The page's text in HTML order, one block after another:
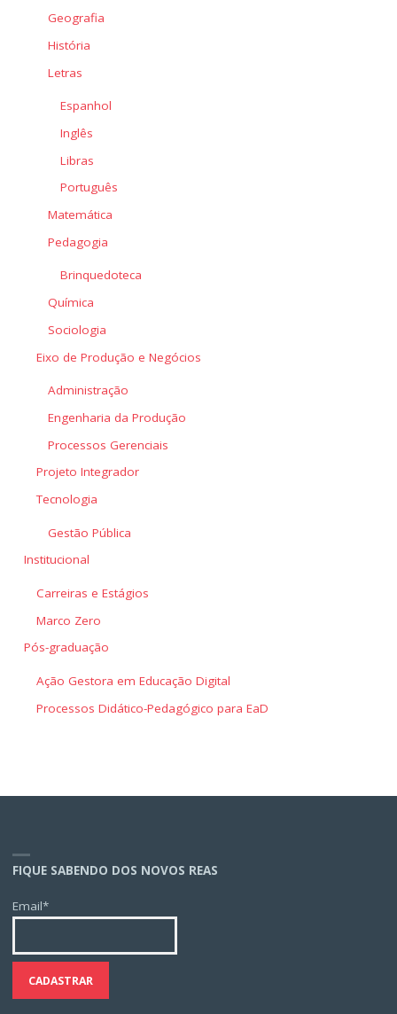
Geografia
História
Letras
Espanhol
Inglês
Libras
Português
Matemática
Pedagogia
Brinquedoteca
Química
Sociologia
Eixo de Produção e Negócios
Administração
Engenharia da Produção
Processos Gerenciais
Projeto Integrador
Tecnologia
Gestão Pública
Institucional
Carreiras e Estágios
Marco Zero
Pós-graduação
Ação Gestora em Educação Digital
Processos Didático-Pedagógico para EaD
FIQUE SABENDO DOS NOVOS REAS
Email*